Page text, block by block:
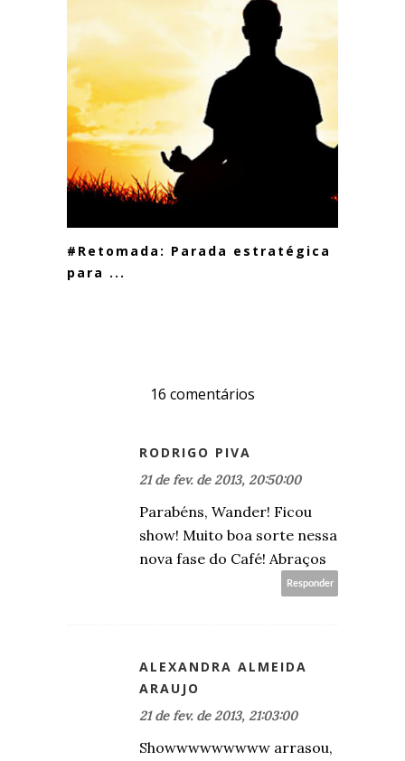
#Retomada: Parada estratégica
para ...
16 comentários
RODRIGO PIVA
21 de fev. de 2013, 20:50:00
Parabéns, Wander! Ficou
show! Muito boa sorte nessa
nova fase do Café! Abraços
Responder
ALEXANDRA ALMEIDA
ARAUJO
21 de fev. de 2013, 21:03:00
Showwwwwwwww arrasou,